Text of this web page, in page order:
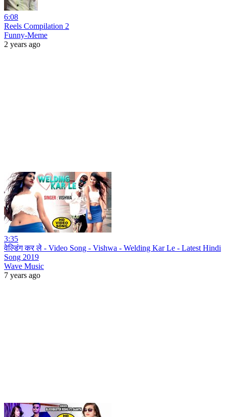
6:08
Reels Compilation 2
Funny-Meme
2 years ago
3:35
वेल्डिंग कर ले - Video Song - Vishwa - Welding Kar Le - Latest Hindi
Song 2019
Wave Music
7 years ago